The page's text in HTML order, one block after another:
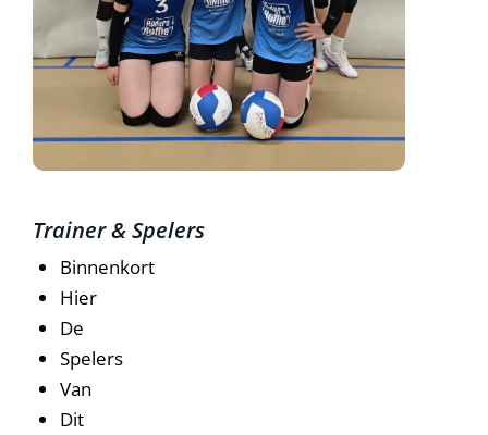
Trainer & Spelers
Binnenkort
Hier
De
Spelers
Van
Dit